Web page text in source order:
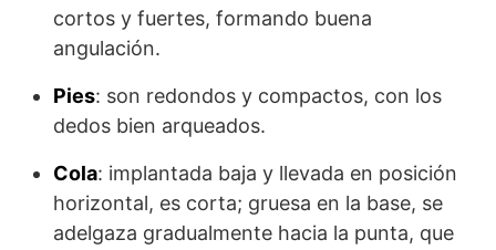
cortos y fuertes, formando buena
angulación.
Pies: son redondos y compactos, con los
dedos bien arqueados.
Cola: implantada baja y llevada en posición
horizontal, es corta; gruesa en la base, se
adelgaza gradualmente hacia la punta, que